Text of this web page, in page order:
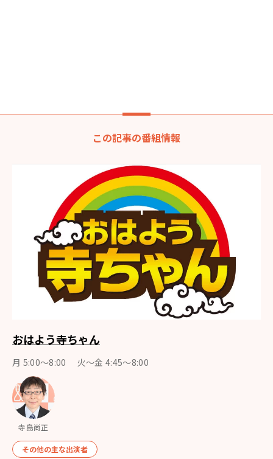
この記事の番組情報
おはよう寺ちゃん
月 5:00～8:00 火～金 4:45～8:00
寺島尚正
その他の主な出演者